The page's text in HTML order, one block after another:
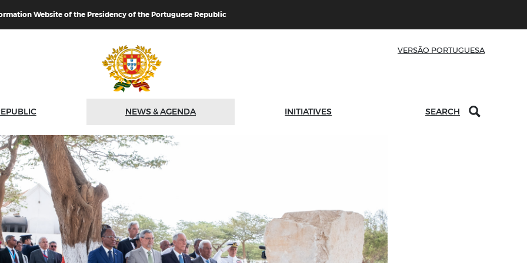
Website of the Presidency of the Portuguese Republic
VERSÃO PORTUGUESA
NEWS & AGENDA INITIATIVES SEARCH